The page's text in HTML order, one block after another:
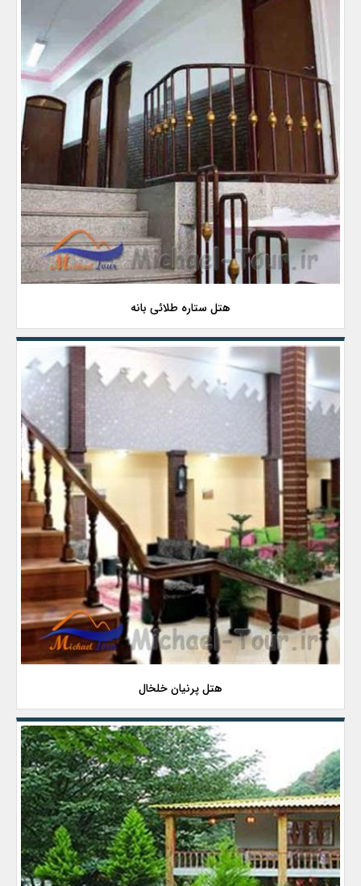
هتل ستاره طلائی بانه
هتل پرنیان خلخال